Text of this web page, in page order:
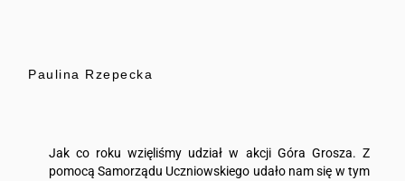
Paulina Rzepecka
Jak co roku wzięliśmy udział w akcji Góra Grosza. Z
pomocą Samorządu Uczniowskiego udało nam się w tym